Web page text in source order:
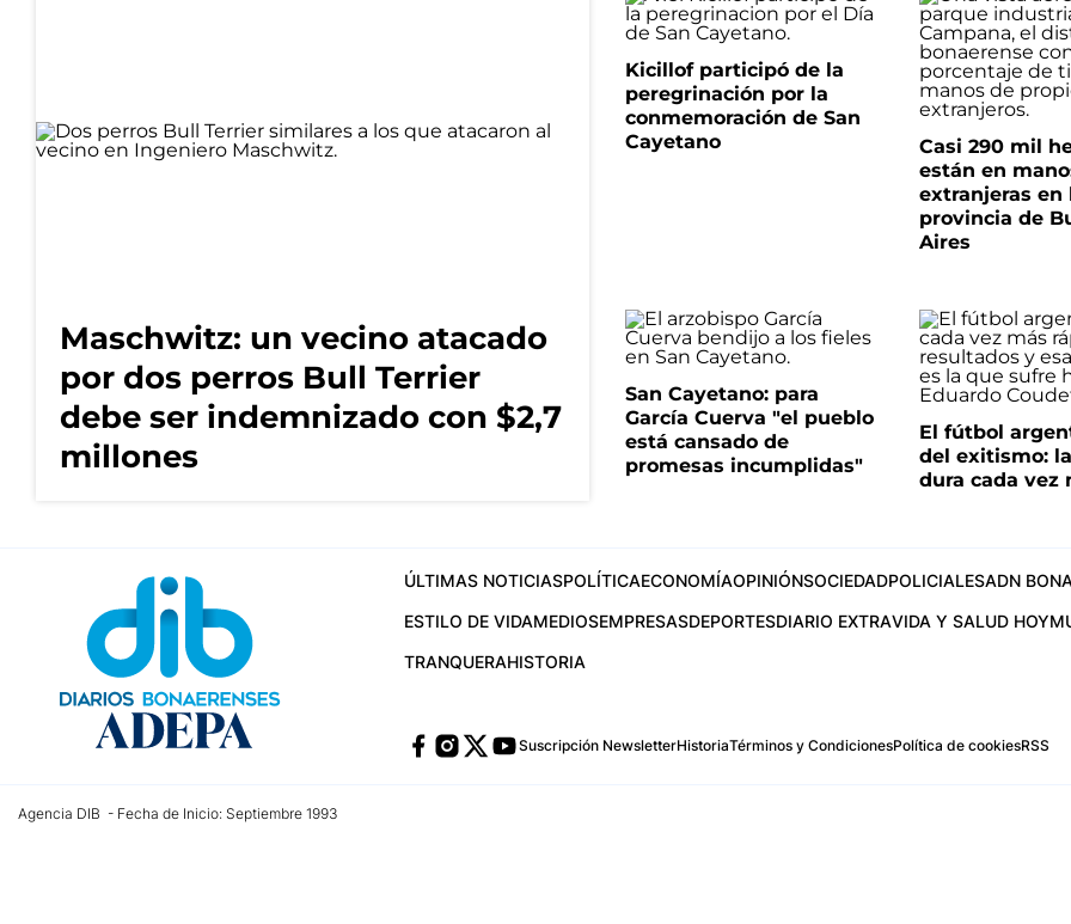
Maschwitz: un vecino atacado
por dos perros Bull Terrier
debe ser indemnizado con $2,7
millones
Kicillof participó de la
peregrinación por la
conmemoración de San
Cayetano
Casi 290 mil
están en
extranjeras en
provincia de
Aires
San Cayetano: para
García Cuerva "el pueblo
está cansado de
promesas incumplidas"
El fútbol
del exitismo:
dura cada vez
ÚLTIMAS NOTICIASPOLÍTICAECONOMÍAOPINIÓNSOCIEDADPOLICIALESADN
ESTILO DE VIDAMEDIOSEMPRESASDEPORTESDIARIO EXTRAVIDA Y SALUD HOY
TRANQUERAHISTORIA
Suscripción NewsletterHistoriaTérminos y CondicionesPolítica de cookiesRSS
Agencia DIB - Fecha de Inicio: Septiembre 1993